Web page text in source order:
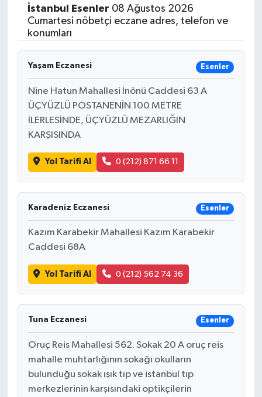
İstanbul Esenler 08 Ağustos 2026
Cumartesi nöbetçi eczane adres, telefon ve
konumları
Yaşam Eczanesi Esenler
Nine Hatun Mahallesi İnönü Caddesi 63 A
ÜÇYÜZLÜ POSTANENİN 100 METRE
İLERLESİNDE, ÜÇYÜZLÜ MEZARLIĞIN
KARŞISINDA
Yol Tarifi Al 0 (212) 871 66 11
Karadeniz Eczanesi Esenler
Kazım Karabekir Mahallesi Kazım Karabekir
Caddesi 68A
Yol Tarifi Al 0 (212) 562 74 36
Tuna Eczanesi Esenler
Oruç Reis Mahallesi 562. Sokak 20 A oruç reis
mahalle muhtarlığının sokağı okulların
bulunduğu sokak ışık tıp ve istanbul tıp
merkezlerinin karşısındaki optikçilerin
Siyasetçi
Spor
Tebrik
Türkiye